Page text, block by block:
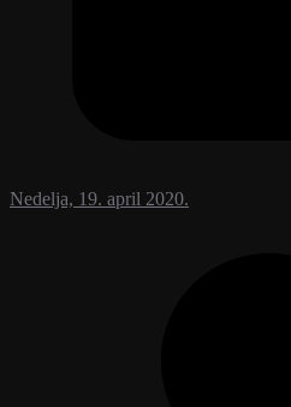
Nedelja, 19. april 2020.